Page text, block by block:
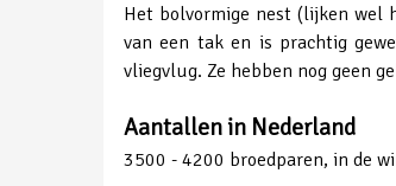
Het bolvormige nest (lijken wel
van een tak en is prachtig
vliegvlug. Ze hebben nog geen
Aantallen in Nederland
3500 - 4200 broedparen, in de